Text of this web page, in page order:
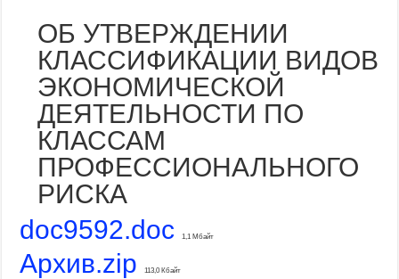
ОБ УТВЕРЖДЕНИИ
КЛАССИФИКАЦИИ ВИДОВ
ЭКОНОМИЧЕСКОЙ
ДЕЯТЕЛЬНОСТИ ПО
КЛАССАМ
ПРОФЕССИОНАЛЬНОГО
РИСКА
doc9592.doc
1,1 Мбайт
Архив.zip 113,0 Кбайт